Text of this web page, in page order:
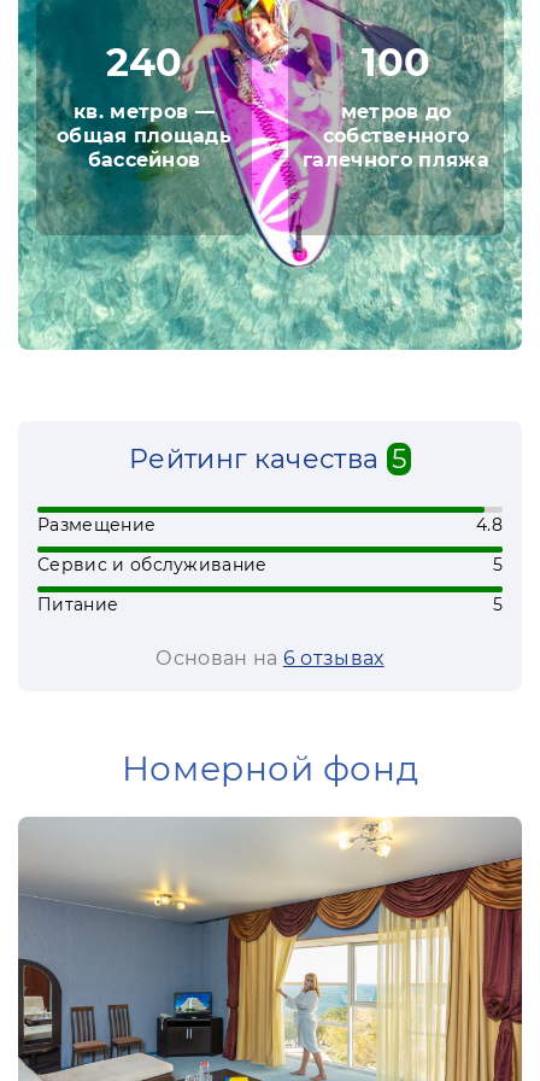
дополняют отдых в столь чудесном месте.
Чистый морской воздух, насыщенный
полезнейшими фитонцидами оказывает
свои полезные эффекты на организм с
первой же минуты пребывания на
курорте.
Экскурсионные услуги, предоставляемые
санаторием, познакомят постояльцев с
уникальными достопримечательностями
Черноморского побережья и подарят
много ярких впечатлений и теплых
240
кв. метров —
общая площадь
бассейнов
100
метров до
собственного
галечного пляжа
Рейтинг качества 5
Размещение
4.8
Сервис и обслуживание
5
Питание
5
Основан на 6 отзывах
Номерной фонд